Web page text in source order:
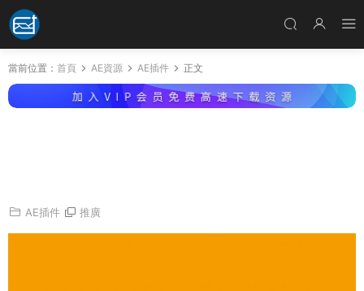
當前位置： 首頁 AE資源 AE插件 正文
AE插件 推廣